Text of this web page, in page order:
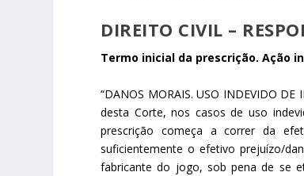
DIREITO CIVIL –
Termo inicial da prescrição. Ação
“DANOS MORAIS. USO INDEVIDO
desta Corte, nos casos de uso
prescrição começa a correr da
suficientemente o efetivo prejuízo/
fabricante do jogo, sob pena de se